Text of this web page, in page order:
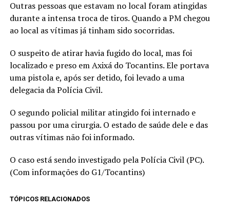
Outras pessoas que estavam no local foram atingidas
durante a intensa troca de tiros. Quando a PM chegou
ao local as vítimas já tinham sido socorridas.
O suspeito de atirar havia fugido do local, mas foi
localizado e preso em Axixá do Tocantins. Ele portava
uma pistola e, após ser detido, foi levado a uma
delegacia da Polícia Civil.
O segundo policial militar atingido foi internado e
passou por uma cirurgia. O estado de saúde dele e das
outras vítimas não foi informado.
O caso está sendo investigado pela Polícia Civil (PC).
(Com informações do G1/Tocantins)
TÓPICOS RELACIONADOS